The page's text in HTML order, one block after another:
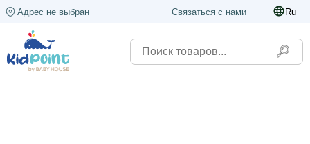
Адрес не выбран Связаться с нами Ru